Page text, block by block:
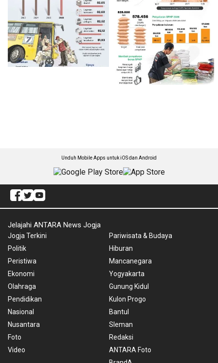
Unduh Mobile Apps untuk iOS dan Android
Jelajahi ANTARA News Jogja
Jogja Terkini
Politik
Peristiwa
Ekonomi
Olahraga
Pendidikan
Nasional
Nusantara
Foto
Video
Pariwisata & Budaya
Hiburan
Mancanegara
Yogyakarta
Gunung Kidul
Kulon Progo
Bantul
Sleman
Redaksi
ANTARA Foto